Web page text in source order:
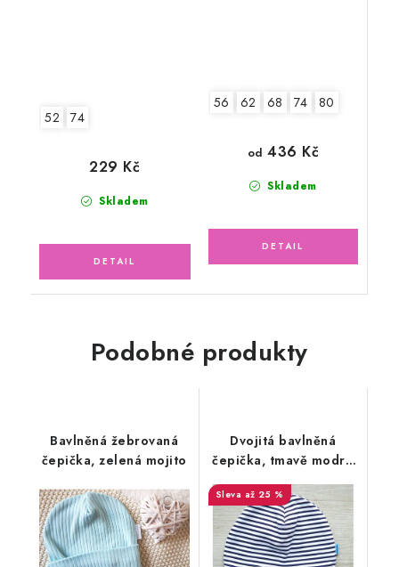
52 74
Skladem
229 Kč
56 62 68 74 80
Skladem
od 436 Kč
Podobné produkty
Bavlněná žebrovaná
čepička, zelená mojito
Dvojitá bavlněná
čepička, tmavě modré
pruhy
až 25 %